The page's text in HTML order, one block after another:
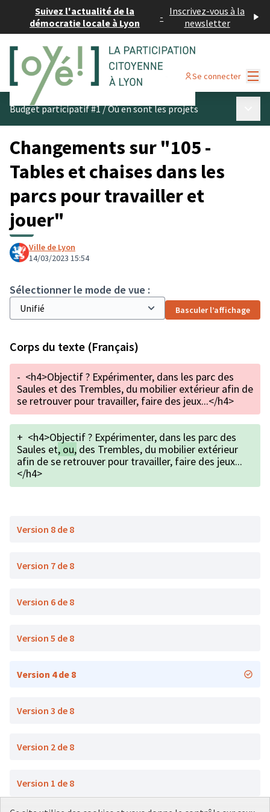
Suivez l'actualité de la
démocratie locale à Lyon
- Inscrivez-vous à la
newsletter
Se connecter
Budget participatif #1/Où en sont les projets
Changements sur "105 -
Tables et chaises dans les
parcs pour travailler et
jouer"
Ville de Lyon
14/03/2023 15:54
Sélectionner le mode de vue :
Basculer l’affichage
Corps du texte (Français)
- <h4>Objectif ? Expérimenter, dans les parc des
Saules et des Trembles, du mobilier extérieur afin de
se retrouver pour travailler, faire des jeux...</h4>
+ <h4>Objectif ? Expérimenter, dans les parc des
Saules et, ou, des Trembles, du mobilier extérieur
afin de se retrouver pour travailler, faire des jeux...
</h4>
Version 8 de 8
Version 7 de 8
Version 6 de 8
Version 5 de 8
Version 4 de 8
Version 3 de 8
Version 2 de 8
Version 1 de 8